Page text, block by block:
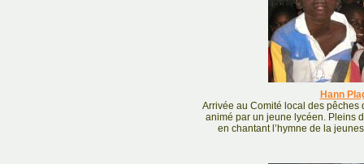
Hann
Arrivée au Comité local des
animé par un jeune lycéen. Pleins
en chantant l’hymne de la